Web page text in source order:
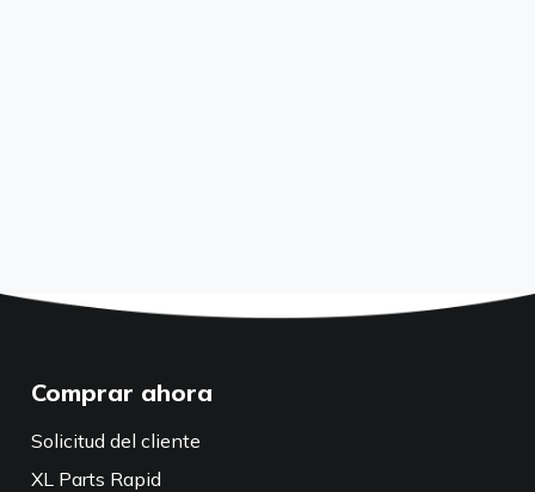
Comprar ahora
Solicitud del cliente
XL Parts Rapid